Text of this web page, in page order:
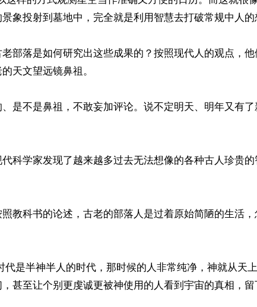
象投射到墓地中，完全就是利用智慧去打破常规中人的
部落是如何研究出这些成果的？按照现代人的观点，
天文望远镜鼻祖。
是不是鼻祖，不敢妄加评论。说不定明天、明年又有了
科学家发现了越来越多过去无法想像的各种古人珍贵的
教科书的论述，古老的部落人是过着原始简陋的生活
代是半神半人的时代，那时候的人非常纯净，神就从天
甚至让个别更虔诚更被神使用的人看到宇宙的真相，